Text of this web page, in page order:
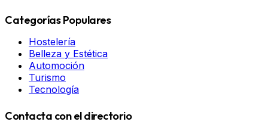
Categorías Populares
Hostelería
Belleza y Estética
Automoción
Turismo
Tecnología
Contacta con el directorio